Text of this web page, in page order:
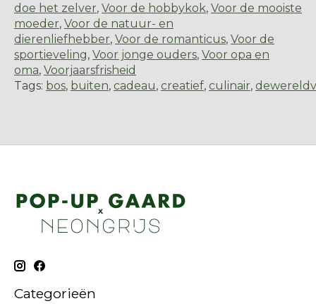
doe het zelver, Voor de hobbykok, Voor de mooiste
moeder, Voor de natuur- en
dierenliefhebber, Voor de romanticus, Voor de
sportieveling, Voor jonge ouders, Voor opa en
oma, Voorjaarsfrisheid
Tags: bos, buiten, cadeau, creatief, culinair,
Categorieën